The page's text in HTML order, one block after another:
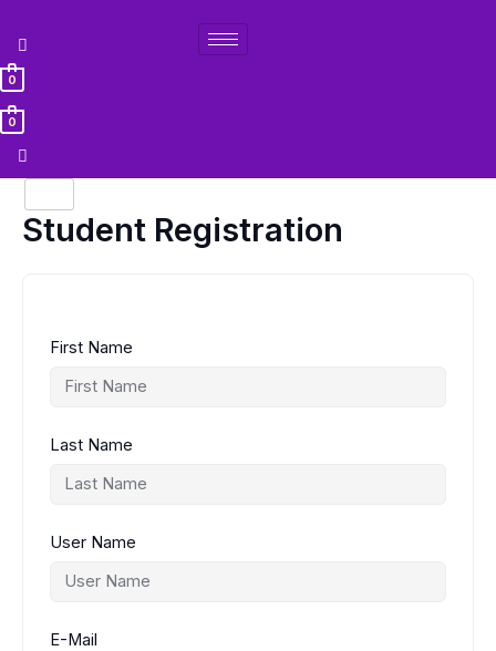
konten
0
0
Student Registration
First Name
Last Name
User Name
E-Mail